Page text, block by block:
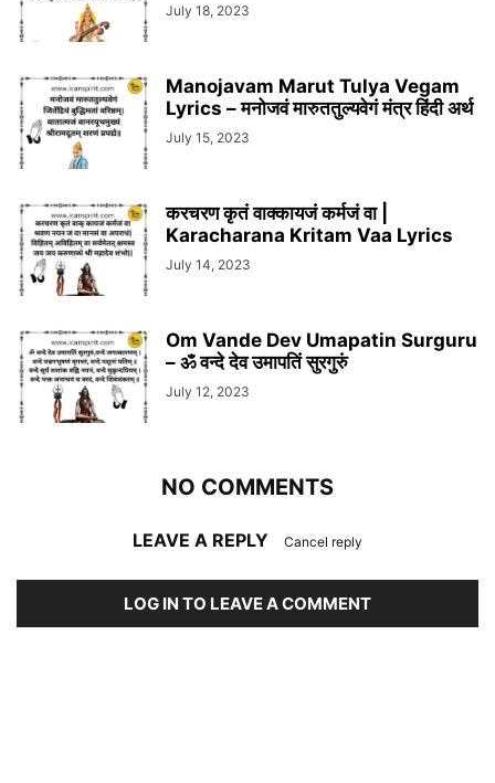
July 18, 2023
Manojavam Marut Tulya Vegam
Lyrics – मनोजवं मारुततुल्यवेगं मंत्र हिंदी अर्थ
July 15, 2023
करचरण कृतं वाक्कायजं कर्मजं वा |
Karacharana Kritam Vaa Lyrics
July 14, 2023
Om Vande Dev Umapatin Surguru
– ॐ वन्दे देव उमापतिं सुरगुरुं
July 12, 2023
NO COMMENTS
LEAVE A REPLY Cancel reply
LOG IN TO LEAVE A COMMENT